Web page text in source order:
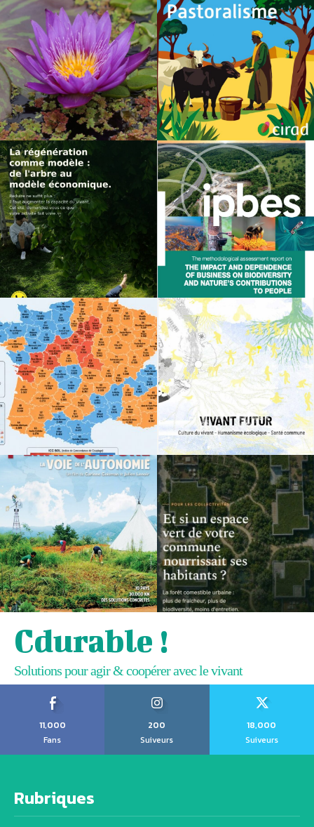
Cdurable !
Solutions pour agir & coopérer avec le vivant
11,000
Fans
200
Suiveurs
18,000
Suiveurs
Rubriques